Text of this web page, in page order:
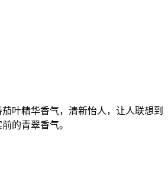
叶精华香气，清新怡人，让人联想到
的青翠香气。